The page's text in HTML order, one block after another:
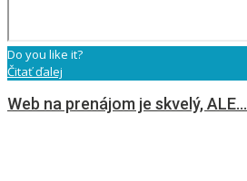
Do you like it?
Čitať ďalej
Web na prenájom je skvelý, ALE…